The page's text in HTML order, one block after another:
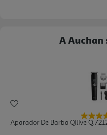
A Auchan
Aparador De Barba Qilive